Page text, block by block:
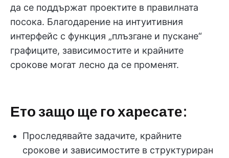
да се поддържат проектите в правилната
посока. Благодарение на интуитивния
интерфейс с функция „плъзгане и пускане“
графиците, зависимостите и крайните
срокове могат лесно да се променят.
Ето защо ще го харесате:
Проследявайте задачите, крайните
срокове и зависимостите в структуриран